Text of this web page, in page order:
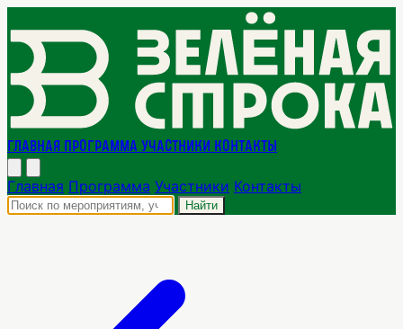
Главная Программа Участники Контакты
Главная Программа Участники Контакты
Найти